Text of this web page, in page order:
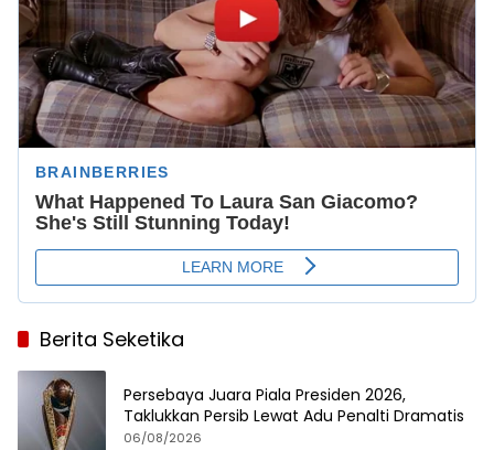
Berita Seketika
Persebaya Juara Piala Presiden 2026,
Taklukkan Persib Lewat Adu Penalti Dramatis
06/08/2026